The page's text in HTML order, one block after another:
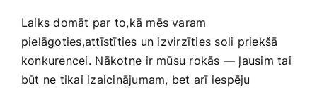
Laiks ‍domāt par to,kā mēs varam
pielāgoties,attīstīties un izvirzīties soli priekšā
konkurencei.⁢ Nākotne⁣ ir mūsu rokās — ļausim tai
būt ne tikai izaicinājumam, bet⁣ arī iespēju